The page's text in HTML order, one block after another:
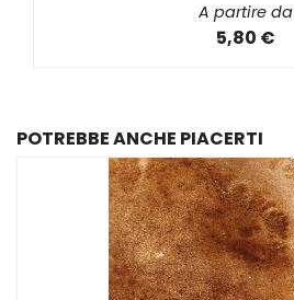
A partire da
5,80 €
POTREBBE ANCHE PIACERTI